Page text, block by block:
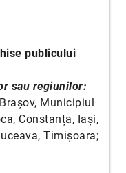
publicului
sau regiunilor:
Municipiul
Constanța, Iași,
Timișoara;